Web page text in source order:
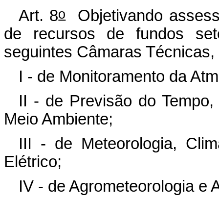
Art. 8oObjetivando
de recursos de fundos
seguintes Câmaras
I - de Monitoramento da
II - de Previsão do
Meio Ambiente;
III - de Meteorologia,
Elétrico;
IV - de Agrometeorologia e